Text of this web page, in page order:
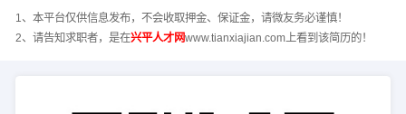
1、本平台仅供信息发布，不会收取押金、保证金，请微友务必谨慎！
2、请告知求职者，是在兴平人才网www.tianxiajian.com上看到该简历的！